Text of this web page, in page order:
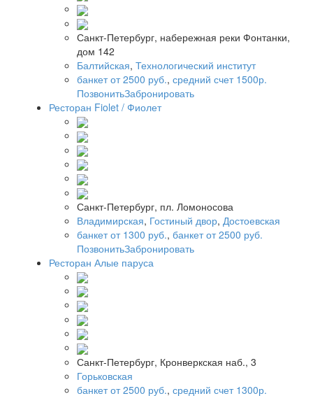
Санкт-Петербург, набережная реки Фонтанки,
дом 142
Балтийская, Технологический институт
банкет от 2500 руб., средний счет 1500р.
ПозвонитьЗабронировать
Ресторан Fiolet / Фиолет
Санкт-Петербург, пл. Ломоносова
Владимирская, Гостиный двор, Достоевская
банкет от 1300 руб., банкет от 2500 руб.
ПозвонитьЗабронировать
Ресторан Алые паруса
Санкт-Петербург, Кронверкская наб., 3
Горьковская
банкет от 2500 руб., средний счет 1300р.